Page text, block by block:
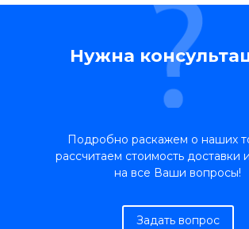
Нужна
Подробно раскажем о наших
рассчитаем стоимость доставки
на все Ваши вопросы!
Задать вопрос